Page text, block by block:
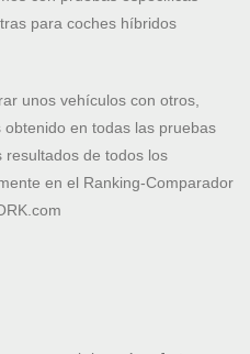
para coches híbridos
unos vehículos con otros,
en todas las pruebas
resultados de todos los
en el Ranking-Comparador